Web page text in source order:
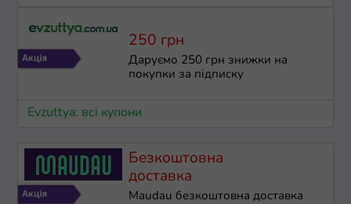
250 грн
Даруємо 250 грн знижки на
покупки за підписку
Evzuttya: всі купони
Безкоштовна
доставка
Maudau безкоштовна доставка